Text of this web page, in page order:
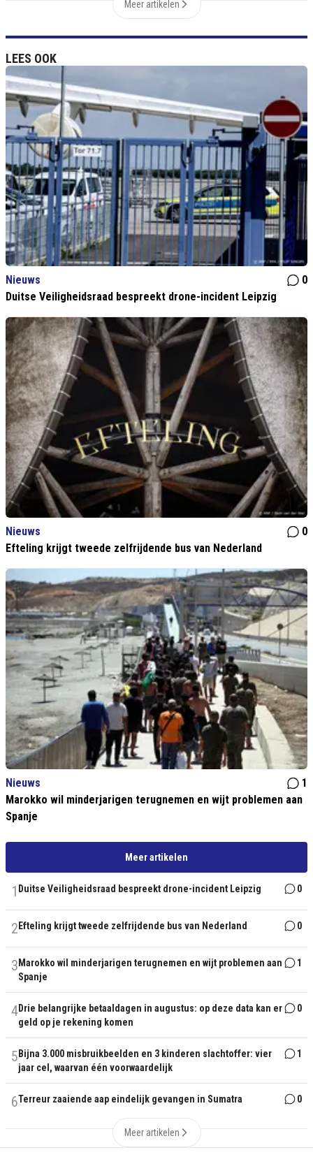
Meer artikelen
LEES OOK
Nieuws
0
Duitse Veiligheidsraad bespreekt drone-incident Leipzig
Nieuws
0
Efteling krijgt tweede zelfrijdende bus van Nederland
Nieuws
1
Marokko wil minderjarigen terugnemen en wijt problemen aan
Spanje
Meer artikelen
1 Duitse Veiligheidsraad bespreekt drone-incident Leipzig 0
2 Efteling krijgt tweede zelfrijdende bus van Nederland 0
3 Marokko wil minderjarigen terugnemen en wijt problemen aan
Spanje
1
4Drie belangrijke betaaldagen in augustus: op deze data kan er
geld op je rekening komen
0
5 Bijna 3.000 misbruikbeelden en 3 kinderen slachtoffer: vier
jaar cel, waarvan één voorwaardelijk
1
6Terreur zaaiende aap eindelijk gevangen in Sumatra 0
Meer artikelen